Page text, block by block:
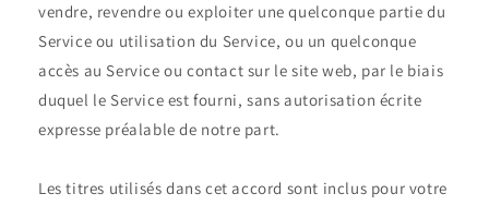
vendre, revendre ou exploiter une quelconque partie du
Service ou utilisation du Service, ou un quelconque
accès au Service ou contact sur le site web, par le biais
duquel le Service est fourni, sans autorisation écrite
expresse préalable de notre part.
Les titres utilisés dans cet accord sont inclus pour votre